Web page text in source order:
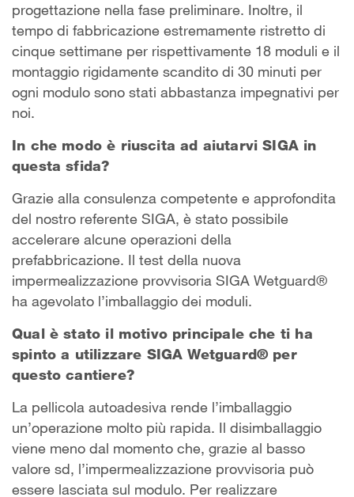
progettazione nella fase preliminare. Inoltre, il
tempo di fabbricazione estremamente ristretto di
cinque settimane per rispettivamente 18 moduli e il
montaggio rigidamente scandito di 30 minuti per
ogni modulo sono stati abbastanza impegnativi per
noi.
In che modo è riuscita ad aiutarvi SIGA in
questa sfida?
Grazie alla consulenza competente e approfondita
del nostro referente SIGA, è stato possibile
accelerare alcune operazioni della
prefabbricazione. Il test della nuova
impermealizzazione provvisoria SIGA Wetguard®
ha agevolato l’imballaggio dei moduli.
Qual è stato il motivo principale che ti ha
spinto a utilizzare SIGA Wetguard® per
questo cantiere?
La pellicola autoadesiva rende l’imballaggio
un’operazione molto più rapida. Il disimballaggio
viene meno dal momento che, grazie al basso
valore sd, l’impermealizzazione provvisoria può
essere lasciata sul modulo. Per realizzare